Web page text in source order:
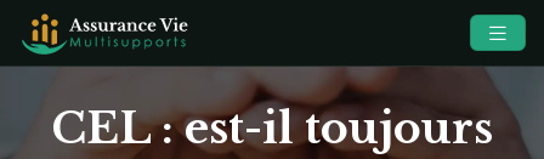
CEL : est-il toujours